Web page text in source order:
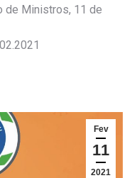
de Ministros, 11 de
Fev
11
2021